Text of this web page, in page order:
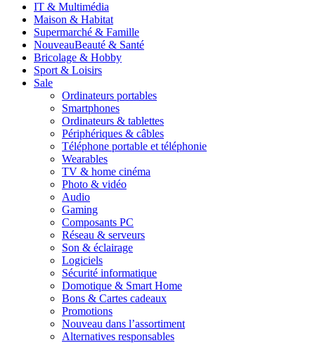
IT & Multimédia
Maison & Habitat
Supermarché & Famille
NouveauBeauté & Santé
Bricolage & Hobby
Sport & Loisirs
Sale
Ordinateurs portables
Smartphones
Ordinateurs & tablettes
Périphériques & câbles
Téléphone portable et téléphonie
Wearables
TV & home cinéma
Photo & vidéo
Audio
Gaming
Composants PC
Réseau & serveurs
Son & éclairage
Logiciels
Sécurité informatique
Domotique & Smart Home
Bons & Cartes cadeaux
Promotions
Nouveau dans l’assortiment
Alternatives responsables